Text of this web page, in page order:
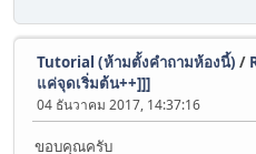
Tutorial (ห้ามตั้งคำถามห้องนี้) /
แค่จุดเริ่มต้น++]]]
04 ธันวาคม 2017, 14:37:16
ขอบคุณครับ